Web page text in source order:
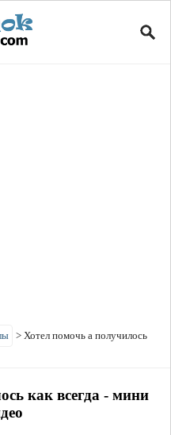
> Хотел помочь а получилось
как всегда - мини